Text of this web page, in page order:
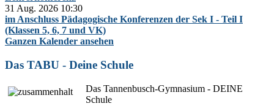
31 Aug. 2026 10:30
im Anschluss Pädagogische Konferenzen der Sek I - Teil I
(Klassen 5, 6, 7 und VK)
Ganzen Kalender ansehen
Das TABU - Deine Schule
Das Tannenbusch-Gymnasium - DEINE
Schule